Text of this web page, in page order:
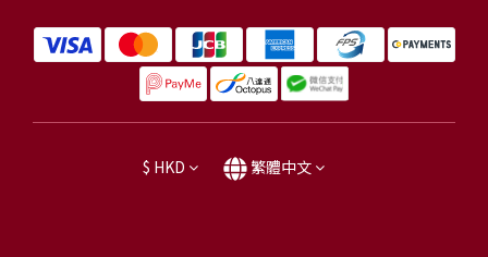
$ HKD 繁體中文